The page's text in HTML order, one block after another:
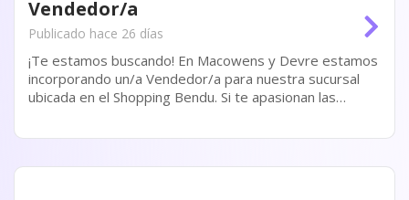
Vendedor/a
Publicado hace 26 días
¡Te estamos buscando! En Macowens y Devre estamos
incorporando un/a Vendedor/a para nuestra sucursal
ubicada en el Shopping Bendu. Si te apasionan las
indumentaria masculina, ¡esta oportunidad es para...